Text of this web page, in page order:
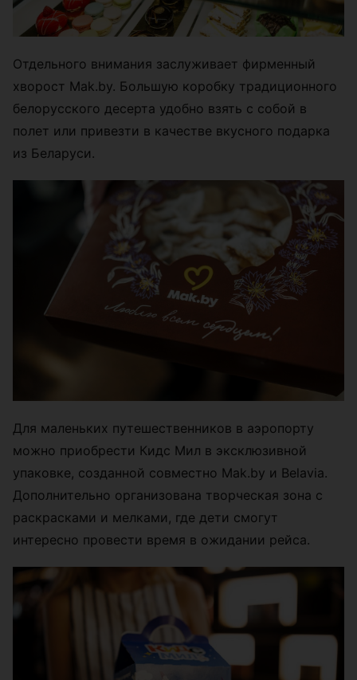
Отдельного внимания заслуживает фирменный
хворост Mak.by. Большую коробку традиционного
белорусского десерта удобно взять с собой в
полет или привезти в качестве вкусного подарка
из Беларуси.
Для маленьких путешественников в аэропорту
можно приобрести Кидс Мил в эксклюзивной
упаковке, созданной совместно Mak.by и Belavia.
Дополнительно организована творческая зона с
раскрасками и мелками, где дети смогут
интересно провести время в ожидании рейса.